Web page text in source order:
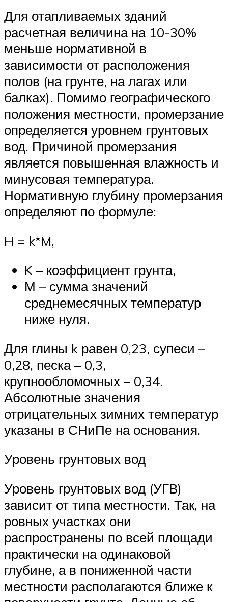
Для отапливаемых зданий
расчетная величина на 10-30%
меньше нормативной в
зависимости от расположения
полов (на грунте, на лагах или
балках). Помимо географического
положения местности, промерзание
определяется уровнем грунтовых
вод. Причиной промерзания
является повышенная влажность и
минусовая температура.
Нормативную глубину промерзания
определяют по формуле:
H = k*M,
K – коэффициент грунта,
М – сумма значений
среднемесячных температур
ниже нуля.
Для глины k равен 0,23, супеси –
0,28, песка – 0,3,
крупнообломочных – 0,34.
Абсолютные значения
отрицательных зимних температур
указаны в СНиПе на основания.
Уровень грунтовых вод
Уровень грунтовых вод (УГВ)
зависит от типа местности. Так, на
ровных участках они
распространены по всей площади
практически на одинаковой
глубине, а в пониженной части
местности располагаются ближе к